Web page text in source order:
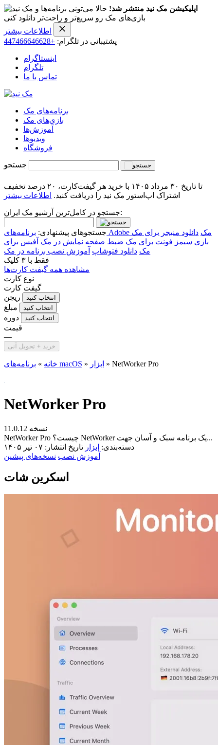
اپلیکیشن مک نید منتشر شد! حالا می‌تونی برنامه‌ها و
بازی‌های مک رو سریع‌تر و راحت‌تر دانلود کنی
اطلاعات بیشتر
پشتیبانی در تلگرام: +447466646628
اینستاگرام
تلگرام
تماس با ما
برنامه‌های مک
بازی‌های مک
آموزش‌ها
ویدیو‌ها
فروشگاه
جستجو
تا تاریخ ۳۰ مرداد ۱۴۰۵ با خرید هر گیفت‌کارت، ۲۰ درصد تخفیف
اشتراک اپ‌استور مک نید را دریافت کنید. اطلاعات بیشتر
جستجو در کامل‌ترین آرشیو مک ایران:
جستجوهای پیشنهادی: برنامه‌های Adobe مک دانلود منیجر برای مک
بازی سیمز فونت برای مک ضبط صفحه نمایش در مک آفیس برای
مک دانلود فتوشاپ آموزش نصب برنامه در مک
فقط با ۳ کلیک
مشاهده همه گیفت کارت‌ها
نوع کارت
گیفت کارت
ریجن
انتخاب کنید
مبلغ انتخاب کنید
دوره انتخاب کنید
قیمت
—
خرید + تحویل آنی
خانه » برنامه‌های macOS » ابزار » NetWorker Pro
NetWorker Pro
نسخه 11.0.12
NetWorker Pro چیست؟ NetWorker یک برنامه سبک و آسان جهت...
دسته‌بندی: ابزار تاریخ انتشار: ۰۷ تیر ۱۴۰۵
آموزش نصب نسخه‌های پیشین
اسکرین شات